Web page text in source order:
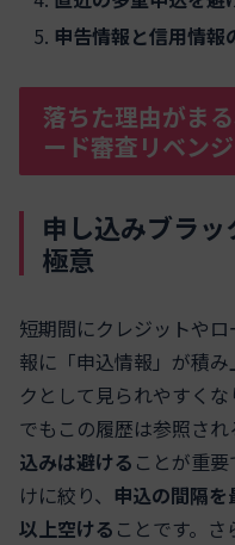
申告情報と信用情報
落ちた理由がま
ード審査リベン
申し込みブラ
極意
短期間にクレジットや
報に「申込情報」が積
クとして見られやすく
でもこの履歴は参照され
込みは避ける ことが重
けに絞り、 申込の間隔
以上空ける ことです。